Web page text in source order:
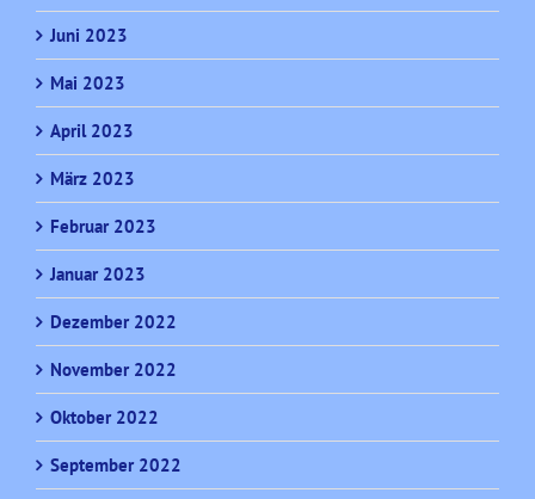
Juni 2023
Mai 2023
April 2023
März 2023
Februar 2023
Januar 2023
Dezember 2022
November 2022
Oktober 2022
September 2022